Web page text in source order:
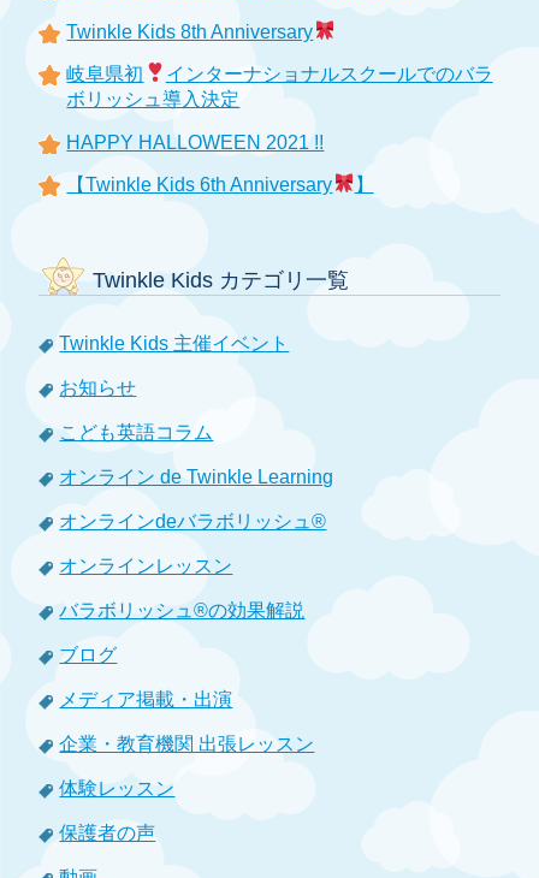
Twinkle Kids 8th Anniversary
岐阜県初
インターナショナルスクールでのバラ
ボリッシュ導入決定
HAPPY HALLOWEEN 2021 !!
【Twinkle Kids 6th Anniversary 】
Twinkle Kids カテゴリ一覧
Twinkle Kids 主催イベント
お知らせ
こども英語コラム
オンライン de Twinkle Learning
オンラインdeバラボリッシュ®
オンラインレッスン
バラボリッシュ®の効果解説
ブログ
メディア掲載・出演
企業・教育機関 出張レッスン
体験レッスン
保護者の声